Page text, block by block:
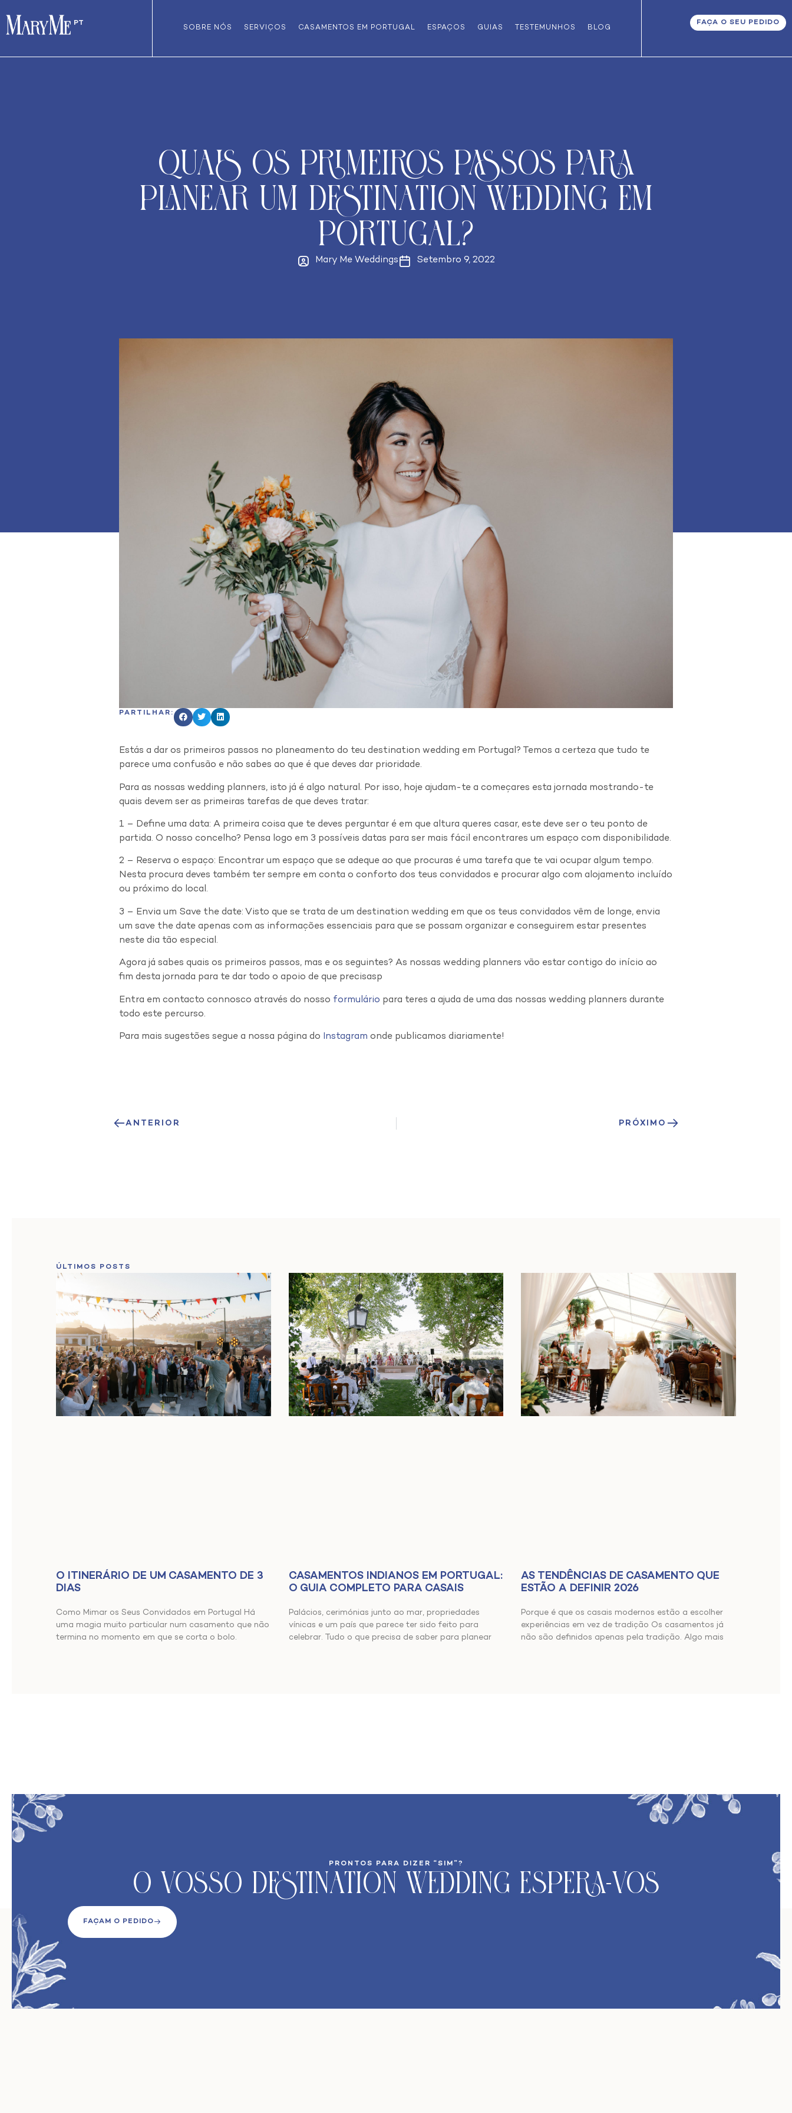
PT
SOBRE NÓS SERVIÇOS CASAMENTOS EM PORTUGAL ESPAÇOS GUIAS TESTEMUNHOS BLOG
FAÇA O SEU PEDIDO
Quais os primeiros passos para
planear um destination wedding em
Portugal?
Mary Me Weddings Setembro 9, 2022
PARTILHAR:
Estás a dar os primeiros passos no planeamento do teu destination wedding em Portugal? Temos a certeza que tudo te
parece uma confusão e não sabes ao que é que deves dar prioridade.
Para as nossas wedding planners, isto já é algo natural. Por isso, hoje ajudam-te a começares esta jornada mostrando-te
quais devem ser as primeiras tarefas de que deves tratar:
1 – Define uma data: A primeira coisa que te deves perguntar é em que altura queres casar, este deve ser o teu ponto de
partida. O nosso concelho? Pensa logo em 3 possíveis datas para ser mais fácil encontrares um espaço com disponibilidade.
2 – Reserva o espaço: Encontrar um espaço que se adeque ao que procuras é uma tarefa que te vai ocupar algum tempo.
Nesta procura deves também ter sempre em conta o conforto dos teus convidados e procurar algo com alojamento incluído
ou próximo do local.
3 – Envia um Save the date: Visto que se trata de um destination wedding em que os teus convidados vêm de longe, envia
um save the date apenas com as informações essenciais para que se possam organizar e conseguirem estar presentes
neste dia tão especial.
Agora já sabes quais os primeiros passos, mas e os seguintes? As nossas wedding planners vão estar contigo do início ao
fim desta jornada para te dar todo o apoio de que precisasp
Entra em contacto connosco através do nosso formulário para teres a ajuda de uma das nossas wedding planners durante
todo este percurso.
Para mais sugestões segue a nossa página do Instagram onde publicamos diariamente!
ANTERIOR PRÓXIMO
ÚLTIMOS POSTS
O ITINERÁRIO DE UM CASAMENTO DE 3
DIAS
Como Mimar os Seus Convidados em Portugal Há
uma magia muito particular num casamento que não
termina no momento em que se corta o bolo.
CASAMENTOS INDIANOS EM PORTUGAL:
O GUIA COMPLETO PARA CASAIS
Palácios, cerimónias junto ao mar, propriedades
vínicas e um país que parece ter sido feito para
celebrar. Tudo o que precisa de saber para planear
AS TENDÊNCIAS DE CASAMENTO QUE
ESTÃO A DEFINIR 2026
Porque é que os casais modernos estão a escolher
experiências em vez de tradição Os casamentos já
não são definidos apenas pela tradição. Algo mais
PRONTOS PARA DIZER “SIM”?
O VoSso Destination Wedding Espera-vos
FAÇAM O PEDIDO